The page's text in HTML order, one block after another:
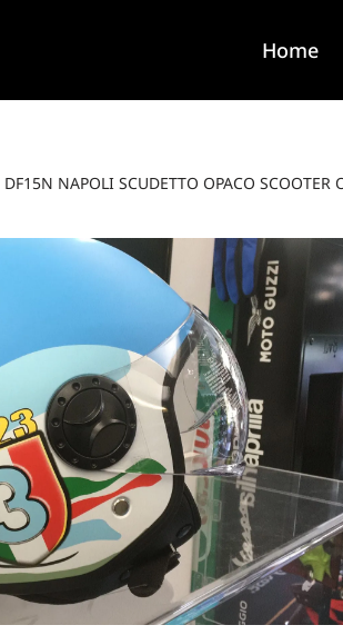
Home
DF15N NAPOLI SCUDETTO OPACO